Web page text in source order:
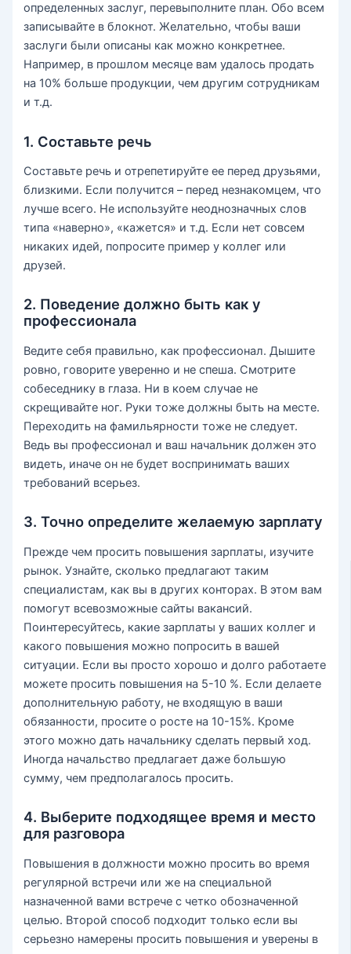
определенных заслуг, перевыполните план. Обо всем
записывайте в блокнот. Желательно, чтобы ваши
заслуги были описаны как можно конкретнее.
Например, в прошлом месяце вам удалось продать
на 10% больше продукции, чем другим сотрудникам
и т.д.
1. Составьте речь
Составьте речь и отрепетируйте ее перед друзьями,
близкими. Если получится – перед незнакомцем, что
лучше всего. Не используйте неоднозначных слов
типа «наверно», «кажется» и т.д. Если нет совсем
никаких идей, попросите пример у коллег или
друзей.
2. Поведение должно быть как у
профессионала
Ведите себя правильно, как профессионал. Дышите
ровно, говорите уверенно и не спеша. Смотрите
собеседнику в глаза. Ни в коем случае не
скрещивайте ног. Руки тоже должны быть на месте.
Переходить на фамильярности тоже не следует.
Ведь вы профессионал и ваш начальник должен это
видеть, иначе он не будет воспринимать ваших
требований всерьез.
3. Точно определите желаемую зарплату
Прежде чем просить повышения зарплаты, изучите
рынок. Узнайте, сколько предлагают таким
специалистам, как вы в других конторах. В этом вам
помогут всевозможные сайты вакансий.
Поинтересуйтесь, какие зарплаты у ваших коллег и
какого повышения можно попросить в вашей
ситуации. Если вы просто хорошо и долго работаете
можете просить повышения на 5-10 %. Если делаете
дополнительную работу, не входящую в ваши
обязанности, просите о росте на 10-15%. Кроме
этого можно дать начальнику сделать первый ход.
Иногда начальство предлагает даже большую
сумму, чем предполагалось просить.
4. Выберите подходящее время и место
для разговора
Повышения в должности можно просить во время
регулярной встречи или же на специальной
назначенной вами встрече с четко обозначенной
целью. Второй способ подходит только если вы
серьезно намерены просить повышения и уверены в